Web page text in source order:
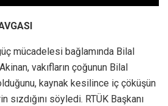
mücadelesi bağlamında Bilal
vakıfların çoğunun Bilal
kaynak kesilince iç çöküşün
sızdığını söyledi. RTÜK Başkanı